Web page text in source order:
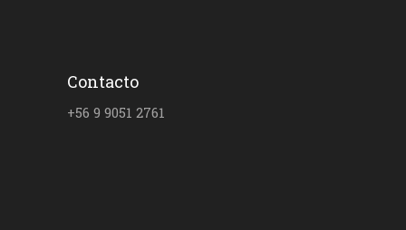
Contacto
+56 9 9051 2761